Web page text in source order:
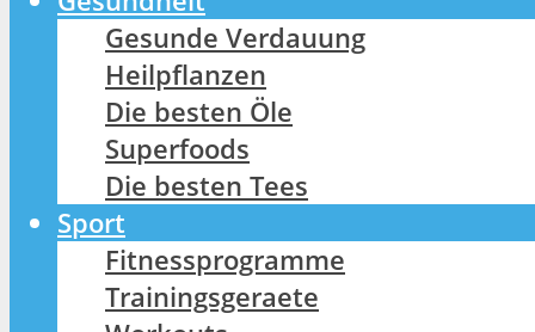
Gesunde Verdauung
Heilpflanzen
Die besten Öle
Superfoods
Die besten Tees
Sport
Fitnessprogramme
Trainingsgeraete